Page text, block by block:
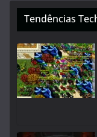
Tendências